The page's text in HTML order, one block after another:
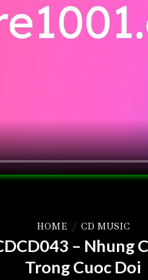
HOME / CD MUSIC
– Nhung
Trong Cuoc Doi